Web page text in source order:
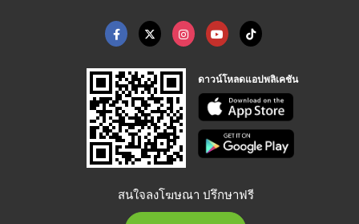
ดาวน์โหลดแอปพลิเคชัน
สนใจลงโฆษณา ปรึกษาฟรี